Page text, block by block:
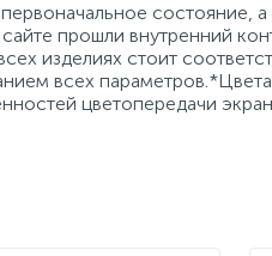
состояние, а
прошли внутренний
изделиях стоит
всех
цветопередачи